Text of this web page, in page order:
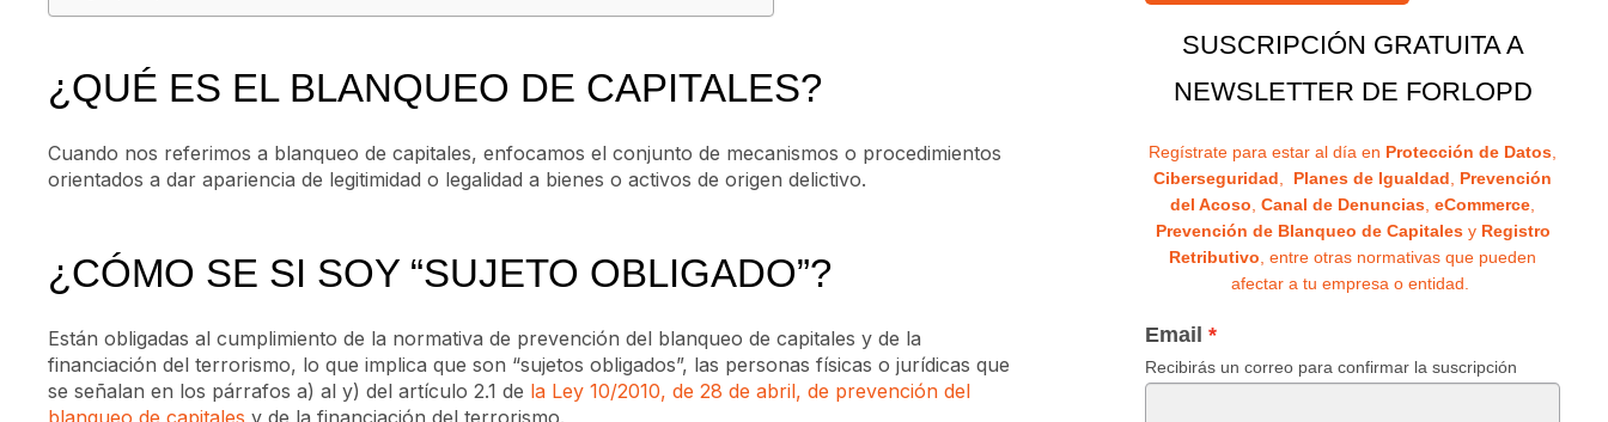
¿QUÉ ES EL BLANQUEO DE CAPITALES?
Cuando nos referimos a blanqueo de capitales, enfocamos el conjunto de mecanismos o procedimientos
orientados a dar apariencia de legitimidad o legalidad a bienes o activos de origen delictivo.
¿CÓMO SE SI SOY “SUJETO OBLIGADO”?
Están obligadas al cumplimiento de la normativa de prevención del blanqueo de capitales y de la
financiación del terrorismo, lo que implica que son “sujetos obligados”, las personas físicas o jurídicas que
se señalan en los párrafos a) al y) del artículo 2.1 de la Ley 10/2010, de 28 de abril, de prevención del
blanqueo de capitales y de la financiación del terrorismo.
SUSCRIPCIÓN GRATUITA A
NEWSLETTER DE FORLOPD
Regístrate para estar al día en Protección de Datos,
Ciberseguridad, Planes de Igualdad, Prevención
del Acoso,Canal de Denuncias, eCommerce,
Prevención de Blanqueo de Capitalesy Registro
Retributivo, entre otras normativas que pueden
afectar a tu empresa o entidad.
Email
Recibirás un correo para confirmar la suscripción